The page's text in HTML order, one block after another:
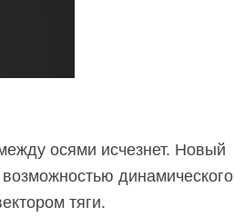
осями исчезнет. Новый
динамического
тяги.